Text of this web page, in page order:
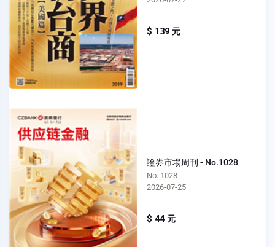
$ 139 元
證券市場周刊 - No.1028
No. 1028
2026-07-25
$ 44 元